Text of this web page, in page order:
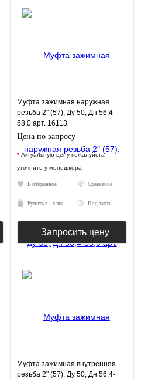
Муфта зажимная наружная
резьба 2" (57); Ду 50; Дн 56,4-
58,0 арт. 16113
Цена по запросу
* Актуальную цену пожалуйста
уточните у менеджера
В избранное Сравнение
Купить в 1 клик Под заказ
Запросить цену
Муфта зажимная внутренняя
резьба 2" (57); Ду 50; Дн 56,4-